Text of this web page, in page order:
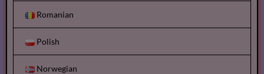
Romanian
Polish
Norwegian